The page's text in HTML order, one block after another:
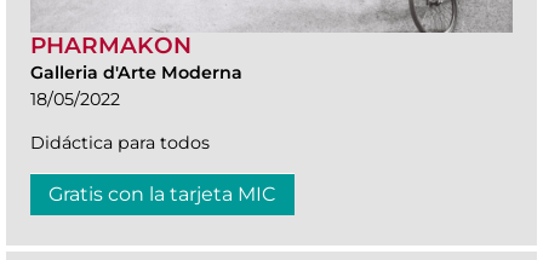
PHARMAKON
Galleria d'Arte Moderna
18/05/2022
Didáctica para todos
Gratis con la tarjeta MIC